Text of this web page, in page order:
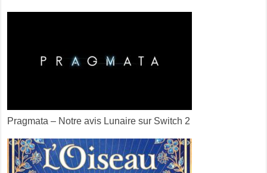
Pragmata – Notre avis Lunaire sur Switch 2